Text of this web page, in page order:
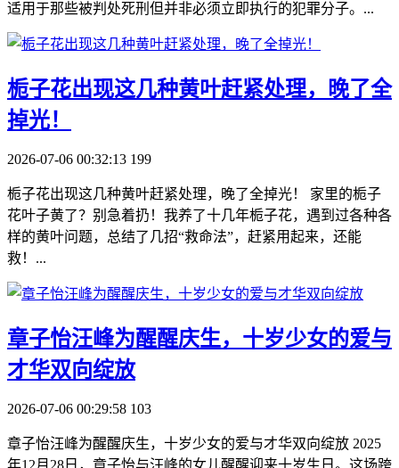
适用于那些被判处死刑但并非必须立即执行的犯罪分子。...
​栀子花出现这几种黄叶赶紧处理，晚了全
掉光！
2026-07-06 00:32:13 199
栀子花出现这几种黄叶赶紧处理，晚了全掉光！ 家里的栀子
花叶子黄了？别急着扔！我养了十几年栀子花，遇到过各种各
样的黄叶问题，总结了几招“救命法”，赶紧用起来，还能
救！...
​章子怡汪峰为醒醒庆生，十岁少女的爱与
才华双向绽放
2026-07-06 00:29:58 103
章子怡汪峰为醒醒庆生，十岁少女的爱与才华双向绽放 2025
年12月28日，章子怡与汪峰的女儿醒醒迎来十岁生日。这场跨